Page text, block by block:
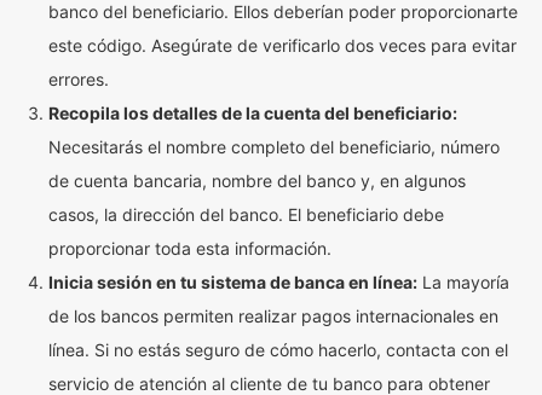
banco del beneficiario. Ellos deberían poder proporcionarte
este código. Asegúrate de verificarlo dos veces para evitar
errores.
Recopila los detalles de la cuenta del beneficiario:
Necesitarás el nombre completo del beneficiario, número
de cuenta bancaria, nombre del banco y, en algunos
casos, la dirección del banco. El beneficiario debe
proporcionar toda esta información.
Inicia sesión en tu sistema de banca en línea: La mayoría
de los bancos permiten realizar pagos internacionales en
línea. Si no estás seguro de cómo hacerlo, contacta con el
servicio de atención al cliente de tu banco para obtener